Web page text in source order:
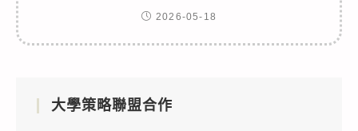
2026-05-18
大學策略聯盟合作